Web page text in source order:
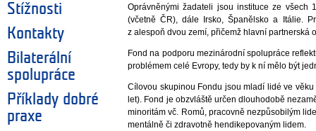
Stížnosti
Kontakty
Bilaterální
spolupráce
Příklady dobré
praxe
Oprávněnými žadateli jsou instituce ze všech
(včetně ČR), dále Irsko, Španělsko a Itálie.
z alespoň dvou zemí, přičemž hlavní partnerská
Fond na podporu mezinárodní spolupráce
problémem celé Evropy, tedy by k ní mělo být
Cílovou skupinou Fondu jsou mladí lidé ve
let). Fond je obzvláště určen dlouhodobě
minoritám vč. Romů, pracovně nezpůsobilým
mentálně či zdravotně hendikepovaným lidem.